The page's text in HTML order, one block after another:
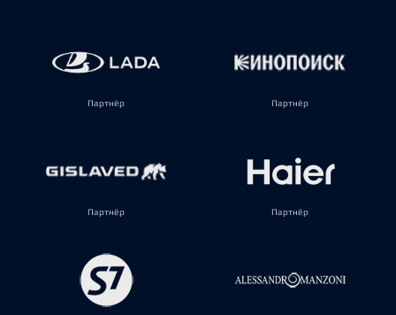
Партнёр Партнёр
Партнёр Партнёр